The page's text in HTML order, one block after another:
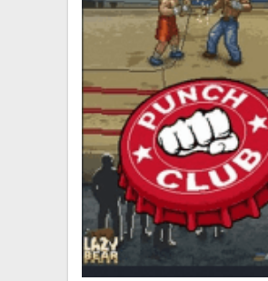
KONTAKT
DOPRAVA
XZONE KLUB
TCG & BOARDGAME HUB
VÝKUP HER (BAZAR)